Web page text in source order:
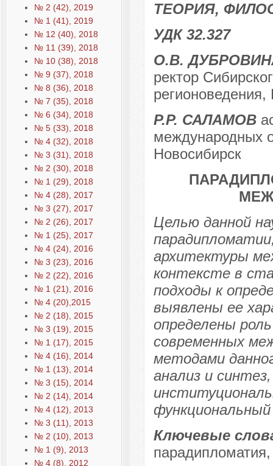
№ 2 (42), 2019
№ 1 (41), 2019
№ 12 (40), 2018
№ 11 (39), 2018
№ 10 (38), 2018
№ 9 (37), 2018
№ 8 (36), 2018
№ 7 (35), 2018
№ 6 (34), 2018
№ 5 (33), 2018
№ 4 (32), 2018
№ 3 (31), 2018
№ 2 (30), 2018
№ 1 (29), 2018
№ 4 (28), 2017
№ 3 (27), 2017
№ 2 (26), 2017
№ 1 (25), 2017
№ 4 (24), 2016
№ 3 (23), 2016
№ 2 (22), 2016
№ 1 (21), 2016
№ 4 (20),2015
№ 2 (18), 2015
№ 3 (19), 2015
№ 1 (17), 2015
№ 4 (16), 2014
№ 1 (13), 2014
№ 3 (15), 2014
№ 2 (14), 2014
№ 4 (12), 2013
№ 3 (11), 2013
№ 2 (10), 2013
№ 1 (9), 2013
№ 4 (8), 2012
ТЕОРИЯ,
УДК 32.327
О.В.
ректор
регионоведения,
Р.Р. САЛАМОВ
международных
Новосибирск
Целью данной
архитектуры
контексте в
подходы к
выявлены ее
определены
современных
методами
анализ и
функциональный
Ключевые